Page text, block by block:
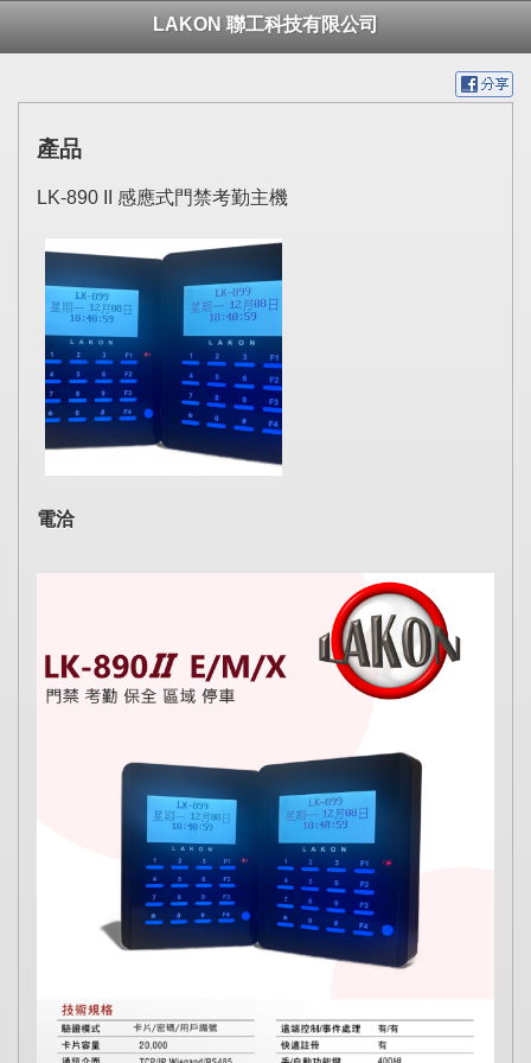
LAKON 聯工科技有限公司
產品
LK-890 II 感應式門禁考勤主機
電洽